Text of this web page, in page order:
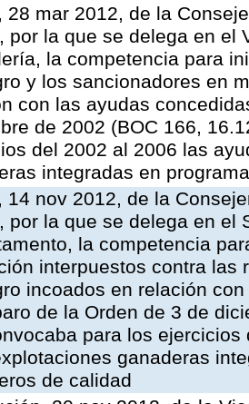
28 mar 2012, de la
por la que se delega en el
la competencia para
y los sancionadores en
con las ayudas
de 2002 (BOC 166,
del 2002 al 2006 las
integradas en
14 nov 2012, de la
por la que se delega en el
la competencia
interpuestos contra las
incoados en relación
de la Orden de 3 de
para los
ganaderas
de calidad